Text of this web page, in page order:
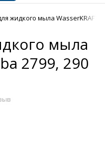
жидкого мыла WasserKRAFT
мыла
2799, 290